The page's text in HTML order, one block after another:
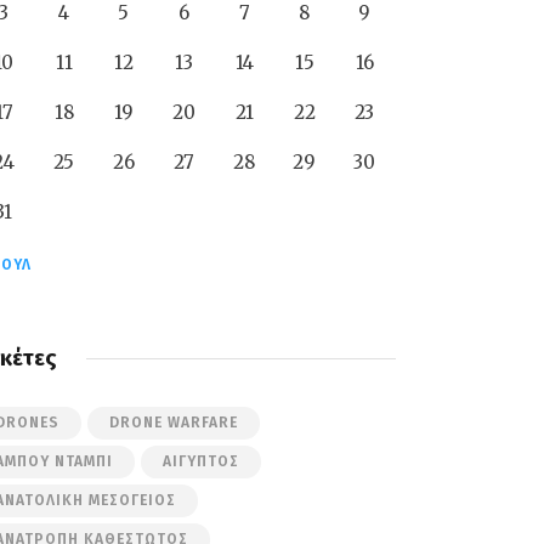
3 4 5 6 7 8 9
11 12 13 14 15 16
18 19 20 21 22 23
25 26 27 28 29 30
DRONES DRONE WARFARE
ΝΤΆΜΠΙ ΑΊΓΥΠΤΟΣ
ΜΕΣΌΓΕΙΟΣ
ΚΑΘΕΣΤΏΤΟΣ